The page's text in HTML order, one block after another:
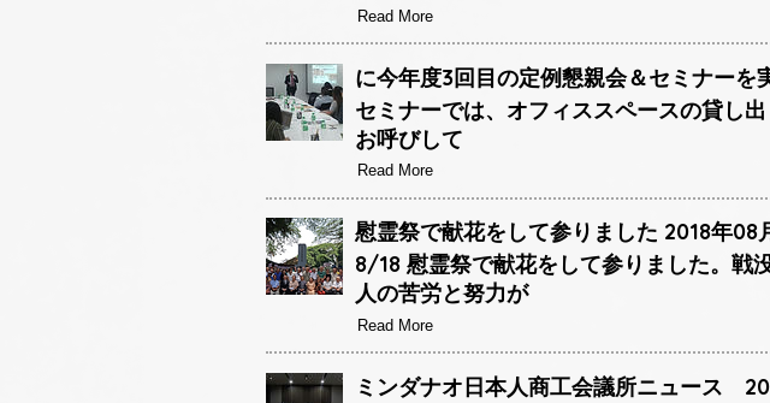
Read More
に今年度3回目の定例懇親会＆セミナーを
セミナーでは、オフィススペースの貸し
お呼びして
Read More
慰霊祭で献花をして参りました 2018年08
8/18 慰霊祭で献花をして参りました。戦
人の苦労と努力が
Read More
ミンダナオ日本人商工会議所ニュース